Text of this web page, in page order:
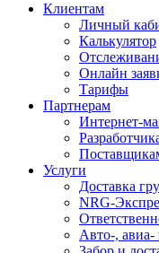
Клиентам
Личный
Калькулятор
Онлайн
Тарифы
Партнерам
Интернет-
Услуги
Доставка
NRG-
Авто-, авиа-